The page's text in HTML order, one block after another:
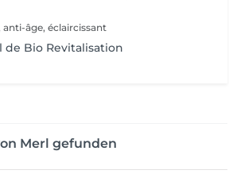
âge, éclaircissant
de Bio Revitalisation
Merl gefunden